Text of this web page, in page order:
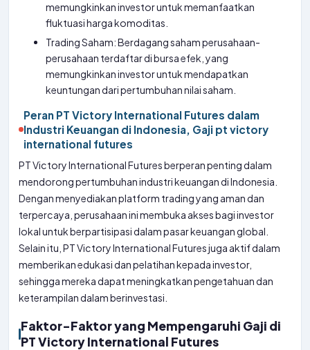
memungkinkan investor untuk memanfaatkan
fluktuasi harga komoditas.
Trading Saham: Berdagang saham perusahaan-
perusahaan terdaftar di bursa efek, yang
memungkinkan investor untuk mendapatkan
keuntungan dari pertumbuhan nilai saham.
Peran PT Victory International Futures dalam
Industri Keuangan di Indonesia, Gaji pt victory
international futures
PT Victory International Futures berperan penting dalam
mendorong pertumbuhan industri keuangan di Indonesia.
Dengan menyediakan platform trading yang aman dan
terpercaya, perusahaan ini membuka akses bagi investor
lokal untuk berpartisipasi dalam pasar keuangan global.
Selain itu, PT Victory International Futures juga aktif dalam
memberikan edukasi dan pelatihan kepada investor,
sehingga mereka dapat meningkatkan pengetahuan dan
keterampilan dalam berinvestasi.
Faktor-Faktor yang Mempengaruhi Gaji di
PT Victory International Futures